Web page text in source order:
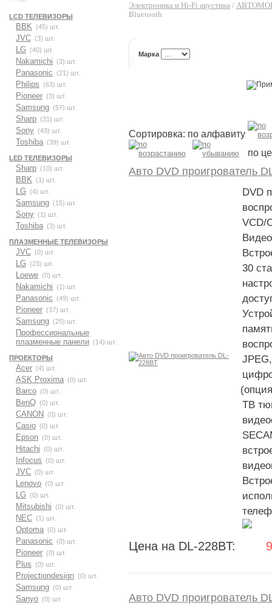
LCD ТЕЛЕВИЗОРЫ
BBK (45) шт.
JVC (3) шт.
LG (40) шт.
Nakamichi (3) шт.
Panasonic (21) шт.
Philips (63) шт.
Pioneer (3) шт.
Samsung (57) шт.
Sharp (31) шт.
Sony (43) шт.
Toshiba (39) шт.
LED ТЕЛЕВИЗОРЫ
Sharp (10) шт.
BBK (1) шт.
LG (4) шт.
Samsung (15) шт.
Sony (1) шт.
Toshiba (3) шт.
ПЛАЗМЕННЫЕ ТЕЛЕВИЗОРЫ
JVC (0) шт.
LG (23) шт.
Loewe (0) шт.
Nakamichi (1) шт.
Panasonic (49) шт.
Pioneer (37) шт.
Samsung (25) шт.
Профессиональные
плазменные панели (14) шт.
ПРОЕКТОРЫ
Acer (4) шт.
ASK Proxima (0) шт.
Barco (0) шт.
BenQ (0) шт.
CANON (0) шт.
Casio (0) шт.
Epson (0) шт.
Hitachi (0) шт.
Infocus (0) шт.
JVC (0) шт.
Lenovo (0) шт.
LG (0) шт.
Mitsubishi (0) шт.
NEC (1) шт.
Optoma (0) шт.
Panasonic (0) шт.
Pioneer (0) шт.
Plus (0) шт.
Projectiondesign (0) шт.
Samsung (0) шт.
Sanyo (0) шт.
Электроника и Hi-Fi акустика /
Bluetooth
Марка
Сортировка: по алфавиту
по
Авто DVD проигрователь
DVD
VCD/
30
(
ТВ
Цена на DL-228BT:
Авто DVD проигрователь